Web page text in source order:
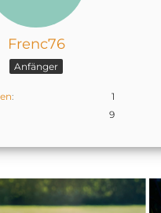
Frenc76
Anfänger
1
9